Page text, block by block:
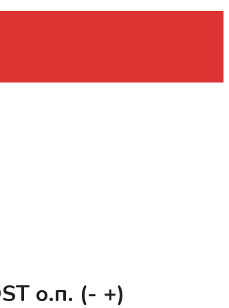
о.п. (- +)